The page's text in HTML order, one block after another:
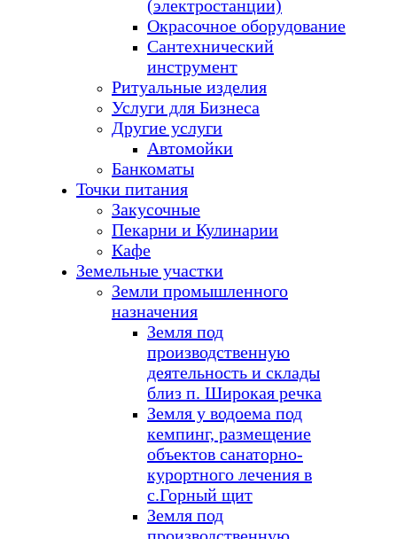
(электростанции)
Окрасочное оборудование
Сантехнический
инструмент
Ритуальные изделия
Услуги для Бизнеса
Другие услуги
Автомойки
Банкоматы
Точки питания
Закусочные
Пекарни и Кулинарии
Кафе
Земельные участки
Земли промышленного
назначения
Земля под
производственную
деятельность и склады
близ п. Широкая речка
Земля у водоема под
кемпинг, размещение
объектов санаторно-
курортного лечения в
с.Горный щит
Земля под